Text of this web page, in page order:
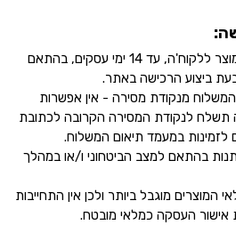
1. החברה תדאג לאספקת המוצר ללקוח'ה, עד 14 ימי עסקים, בהתאם
ביצוע הרכישה באתר.
מנקודת מסירה - אין אפשרות
תשלח לנקודת המסירה הקרובה לכתובת
במעמד תיאום המשלוח.
בהתאם למצב הביטחוני ו/או במהלך
המוצרים מוגבל ביותר ולכן אין התחייבות
אישור העסקה כמלאי מובטח.